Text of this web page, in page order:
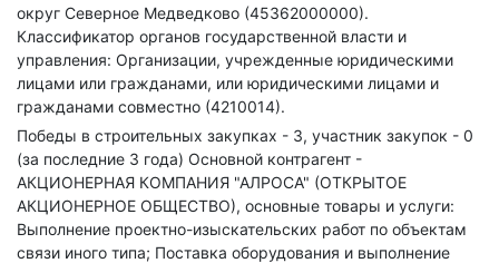
округ Северное Медведково (45362000000).
Классификатор органов государственной власти и
управления: Организации, учрежденные юридическими
лицами или гражданами, или юридическими лицами и
гражданами совместно (4210014).
Победы в строительных закупках - 3, участник закупок - 0
(за последние 3 года) Основной контрагент -
АКЦИОНЕРНАЯ КОМПАНИЯ "АЛРОСА" (ОТКРЫТОЕ
АКЦИОНЕРНОЕ ОБЩЕСТВО), основные товары и услуги:
Выполнение проектно-изыскательских работ по объектам
связи иного типа; Поставка оборудования и выполнение